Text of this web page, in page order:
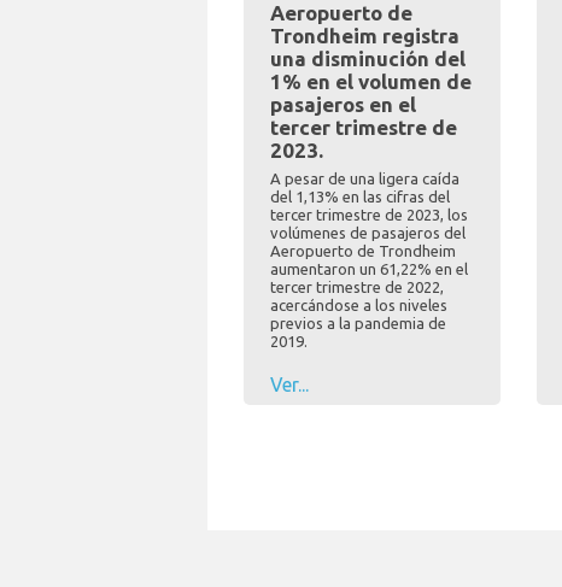
Aeropuerto de
Trondheim registra
una disminución del
1% en el volumen de
pasajeros en el
tercer trimestre de
2023.
A pesar de una ligera caída
del 1,13% en las cifras del
tercer trimestre de 2023, los
volúmenes de pasajeros del
Aeropuerto de Trondheim
aumentaron un 61,22% en el
tercer trimestre de 2022,
acercándose a los niveles
previos a la pandemia de
2019.
Ver...